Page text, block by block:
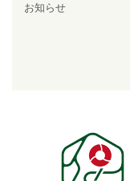
お知らせ